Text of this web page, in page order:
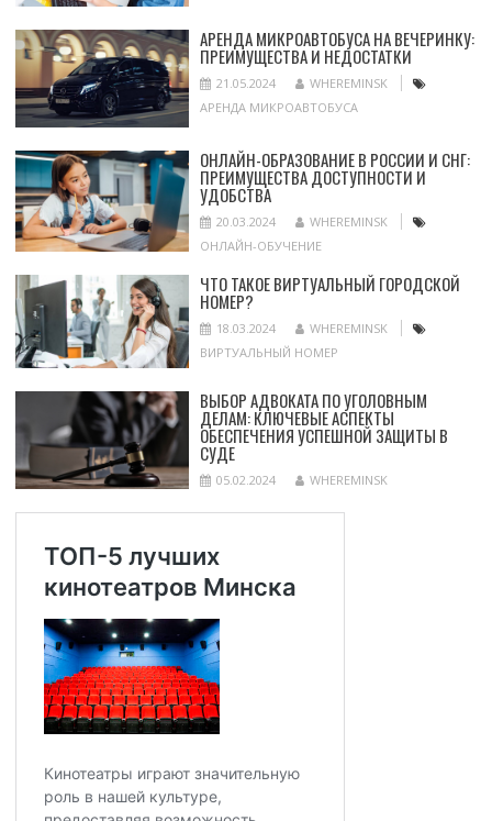
АРЕНДА МИКРОАВТОБУСА НА ВЕЧЕРИНКУ:
ПРЕИМУЩЕСТВА И НЕДОСТАТКИ
21.05.2024
WHEREMINSK
АРЕНДА МИКРОАВТОБУСА
ОНЛАЙН-ОБРАЗОВАНИЕ В РОССИИ И СНГ:
ПРЕИМУЩЕСТВА ДОСТУПНОСТИ И
УДОБСТВА
20.03.2024
WHEREMINSK
ОНЛАЙН-ОБУЧЕНИЕ
ЧТО ТАКОЕ ВИРТУАЛЬНЫЙ ГОРОДСКОЙ
НОМЕР?
18.03.2024
WHEREMINSK
ВИРТУАЛЬНЫЙ НОМЕР
ВЫБОР АДВОКАТА ПО УГОЛОВНЫМ
ДЕЛАМ: КЛЮЧЕВЫЕ АСПЕКТЫ
ОБЕСПЕЧЕНИЯ УСПЕШНОЙ ЗАЩИТЫ В
СУДЕ
05.02.2024 WHEREMINSK